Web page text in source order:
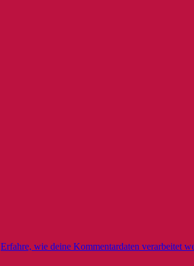
Erfahre, wie deine Kommentardaten verarbeitet